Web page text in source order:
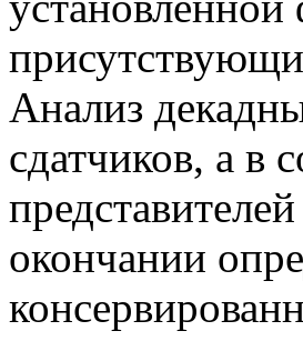
Анализ
сдатчиков, а в
окончании